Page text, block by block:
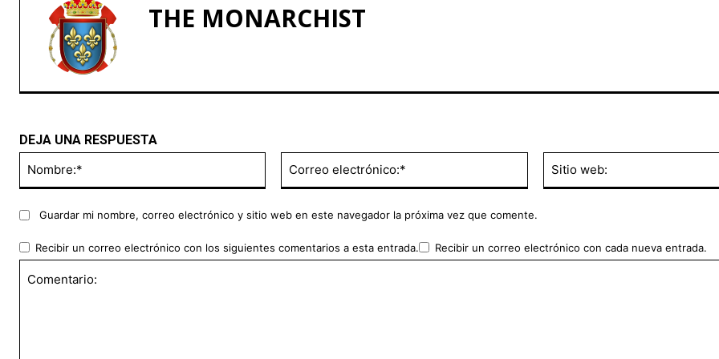
THE MONARCHIST
DEJA UNA RESPUESTA
electrónico:*
Guardar mi nombre, correo electrónico y sitio web en este navegador la próxima vez que comente.
Recibir un correo electrónico con los siguientes comentarios a esta entrada. Recibir un correo electrónico con cada nueva entrada.